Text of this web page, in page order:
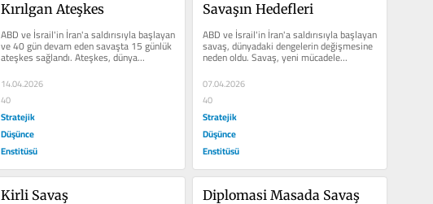
Kırılgan Ateşkes
ABD ve İsrail'in İran'a saldırısıyla başlayan
ve 40 gün devam eden savaşta 15 günlük
ateşkes sağlandı. Ateşkes, dünya...
14.04.2026
40
Stratejik
Düşünce
Enstitüsü
Savaşın Hedefleri
ABD ve İsrail'in İran'a saldırısıyla başlayan
savaş, dünyadaki dengelerin değişmesine
neden oldu. Savaş, yeni mücadele...
07.04.2026
40
Stratejik
Düşünce
Enstitüsü
Kirli Savaş
Diplomasi Masada Savaş